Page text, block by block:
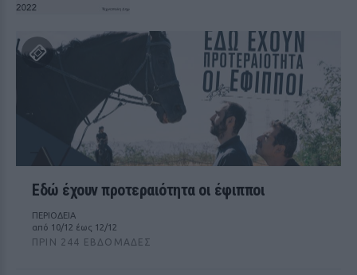
Εδώ έχουν προτεραιότητα οι έφιπποι
ΠΕΡΙΟΔΕΙΑ
από 10/12 έως 12/12
ΠΡΙΝ 244 ΕΒΔΟΜΆΔΕΣ